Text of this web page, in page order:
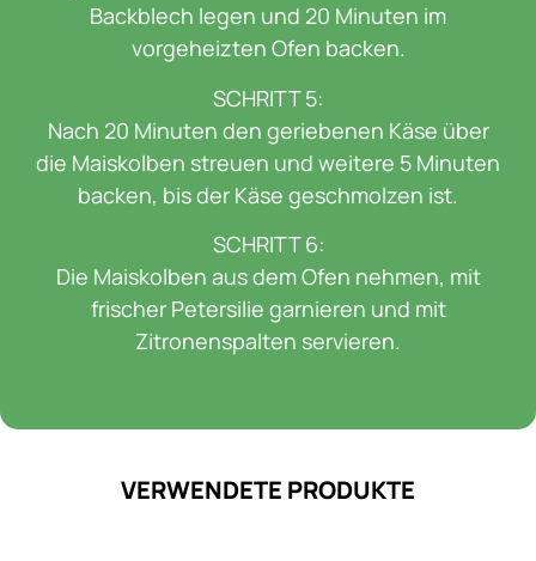
Backblech legen und 20 Minuten im
vorgeheizten Ofen backen.
SCHRITT 5:
Nach 20 Minuten den geriebenen Käse über
die Maiskolben streuen und weitere 5 Minuten
backen, bis der Käse geschmolzen ist.
SCHRITT 6:
Die Maiskolben aus dem Ofen nehmen, mit
frischer Petersilie garnieren und mit
Zitronenspalten servieren.
VERWENDETE PRODUKTE